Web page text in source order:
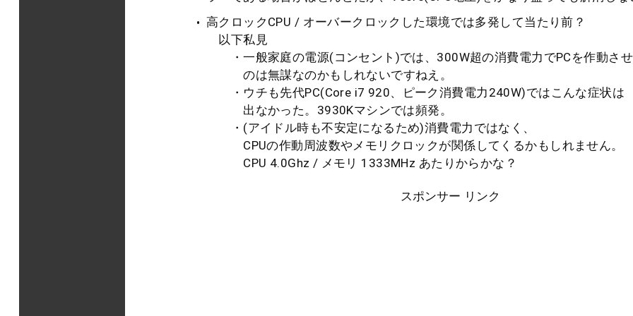
高クロックCPU / オーバークロックした環境では多発して当たり前？
以下私見
・一般家庭の電源(コンセント)では、300W超の消費電力でPCを作動さ
のは無謀なのかもしれないですねえ。
・ウチも先代PC(Core i7 920、ピーク消費電力240W)ではこんな症状は
出なかった。3930Kマシンでは頻発。
・(アイドル時も不安定になるため)消費電力ではなく、
CPUの作動周波数やメモリクロックが関係してくるかもしれません。
CPU 4.0Ghz / メモリ 1333MHz あたりからかな？
スポンサー リンク